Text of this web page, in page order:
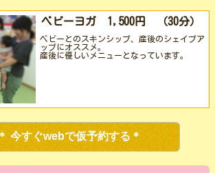
ベビーヨガ 1,500円 （30分）
ベビーとのスキンシップ、産後のシェイプア
ップにオススメ。
産後に優しいメニューとなっています。
＊ 今すぐwebで仮予約する＊